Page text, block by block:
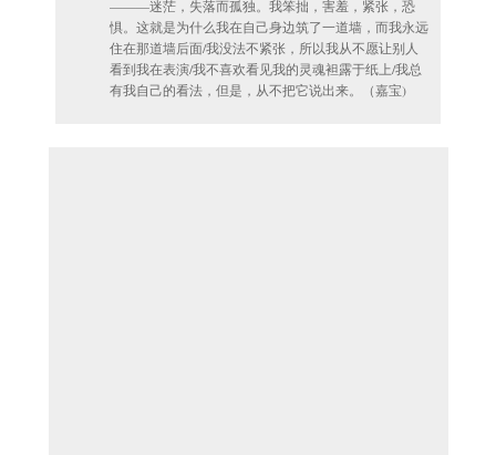
———迷茫，失落而孤独。我笨拙，害羞，紧张，恐
惧。这就是为什么我在自己身边筑了一道墙，而我永远
住在那道墙后面/我没法不紧张，所以我从不愿让别人
看到我在表演/我不喜欢看见我的灵魂袒露于纸上/我总
有我自己的看法，但是，从不把它说出来。（嘉宝)